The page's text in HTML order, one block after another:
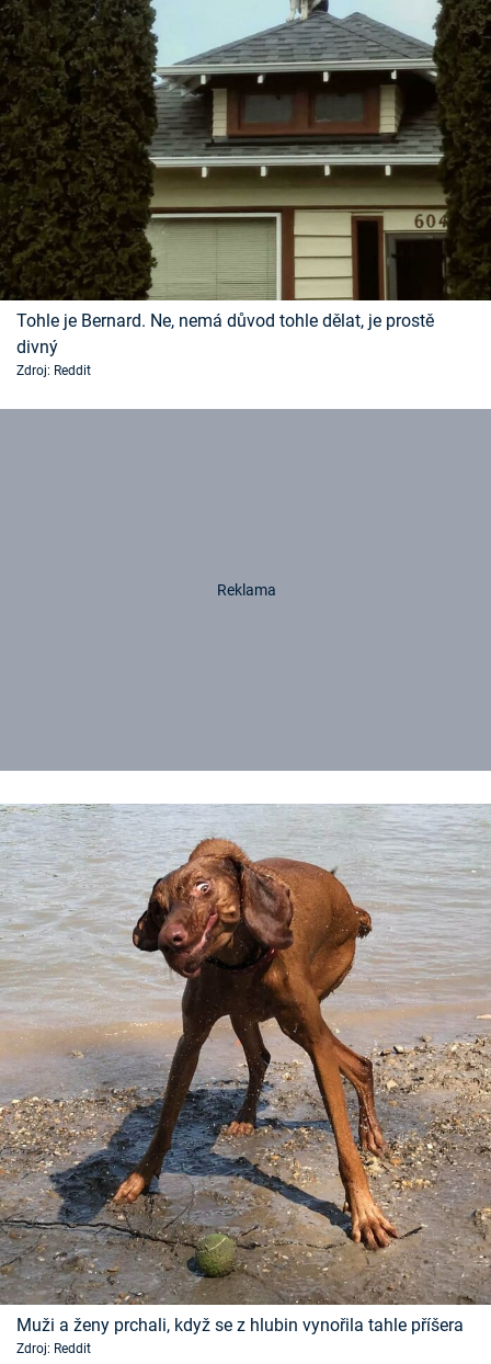
Tohle je Bernard. Ne, nemá důvod tohle dělat, je prostě
divný
Zdroj: Reddit
Muži a ženy prchali, když se z hlubin vynořila tahle příšera
Zdroj: Reddit